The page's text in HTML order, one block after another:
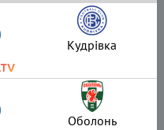
Кудрівка
Оболонь